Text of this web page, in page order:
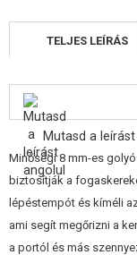
CÉLOK, LŐLAP
OUTDOOR,
ÉLELMISZER
ÉPÍTŐKÉSZLETEK,
TELJES LEÍRÁS
Mutasd a leírást
Minőségi 8 mm-es
biztosítják a
lépéstempót és kíméli
ami segít megőrizni a
a portól és más